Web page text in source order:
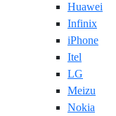
Huawei
Infinix
iPhone
Itel
LG
Meizu
Nokia